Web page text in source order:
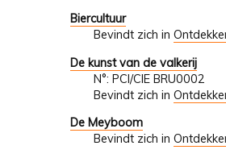
Biercultuur
Bevindt zich in
De kunst van de valkerij
N°: PCI/CIE BRU0002
Bevindt zich in
De Meyboom
Bevindt zich in